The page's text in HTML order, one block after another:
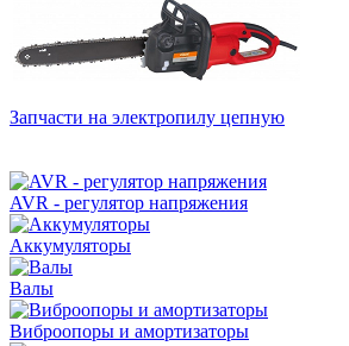
Запчасти на электропилу цепную
AVR - регулятор напряжения
Аккумуляторы
Валы
Виброопоры и амортизаторы